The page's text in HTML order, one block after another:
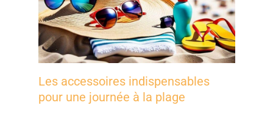
Les accessoires indispensables
pour une journée à la plage